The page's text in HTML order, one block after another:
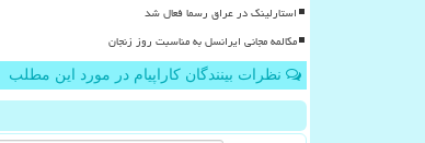
استارلینک در عراق رسما فعال شد
مکالمه مجانی ایرانسل به مناسبت روز زنجان
نظرات بینندگان کاراپیام در مورد این مطلب